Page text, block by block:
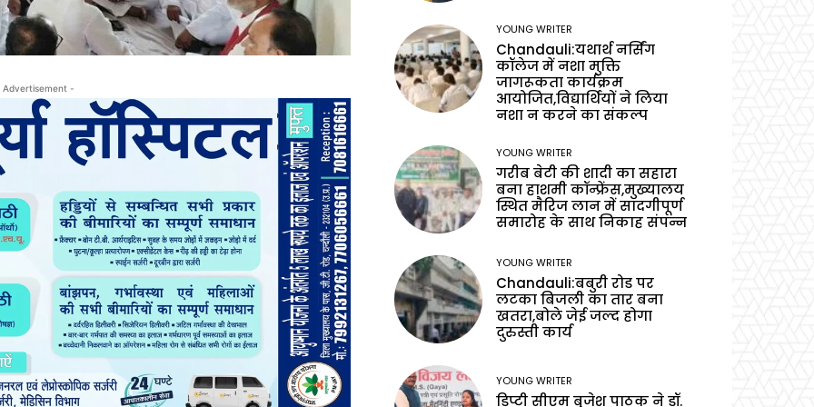
-
YOUNG WRITER
Chandauli:यथार्थ नर्सिंग
कॉलेज में नशा मुक्ति
जागरूकता कार्यक्रम
आयोजित,विद्यार्थियों ने लिया
नशा न करने का संकल्प
YOUNG WRITER
गरीब बेटी की शादी का सहारा
बना हाशमी कॉन्फ्रेंस,मुख्यालय
स्थित मैरिज लान में सादगीपूर्ण
समारोह के साथ निकाह संपन्न
YOUNG WRITER
Chandauli:बबुरी रोड पर
लटका बिजली का तार बना
खतरा,बोले जेई जल्द होगा
दुरुस्ती कार्य
YOUNG WRITER
डिप्टी सीएम बृजेश पाठक ने डॉ.